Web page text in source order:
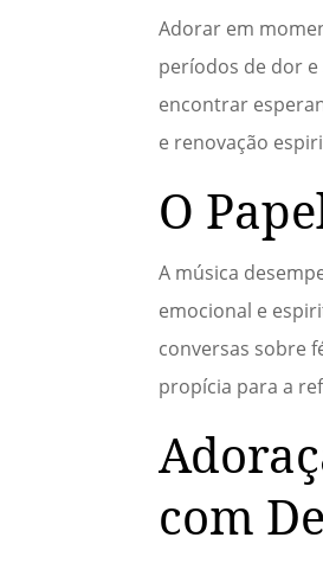
Adorar em
períodos de dor
encontrar
e renovação
O
A música
emocional e
conversas sobre
propícia para a
com